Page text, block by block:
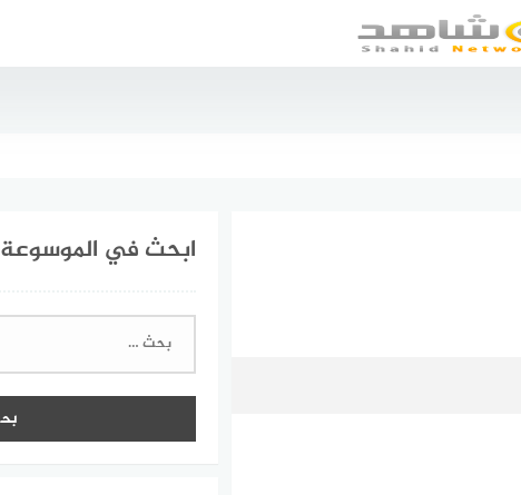
ابحث في الموسوعة
البحث